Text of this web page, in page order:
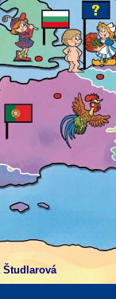
Študlarová